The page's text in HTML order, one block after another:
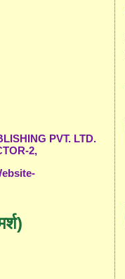
PVT. LTD.
2,